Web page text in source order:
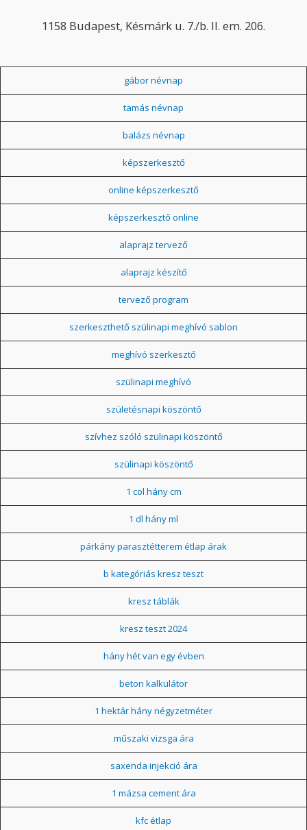
1158 Budapest, Késmárk u. 7./b. II. em. 206.
gábor névnap
tamás névnap
balázs névnap
képszerkesztő
online képszerkesztő
képszerkesztő online
alaprajz tervező
alaprajz készítő
tervező program
szerkeszthető szülinapi meghívó sablon
meghívó szerkesztő
szülinapi meghívó
születésnapi köszöntő
szívhez szóló szülinapi köszöntő
szülinapi köszöntő
1 col hány cm
1 dl hány ml
párkány parasztétterem étlap árak
b kategóriás kresz teszt
kresz táblák
kresz teszt 2024
hány hét van egy évben
beton kalkulátor
1 hektár hány négyzetméter
műszaki vizsga ára
saxenda injekció ára
1 mázsa cement ára
kfc étlap